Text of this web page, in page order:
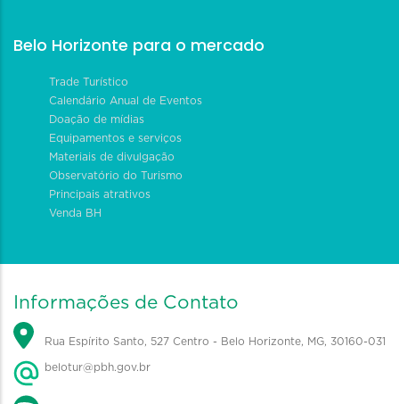
Belo Horizonte para o mercado
Trade Turístico
Calendário Anual de Eventos
Doação de mídias
Equipamentos e serviços
Materiais de divulgação
Observatório do Turismo
Principais atrativos
Venda BH
Informações de Contato
Rua Espírito Santo, 527 Centro - Belo Horizonte, MG, 30160-031
belotur@pbh.gov.br